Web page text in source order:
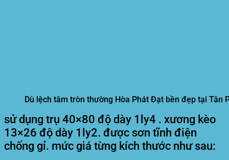
Dù lệch tâm tròn thường Hòa Phát Đạt bền đẹp tại Tân
sử dụng trụ 40×80 độ dày 1ly4 . xương kèo
13×26 độ dày 1ly2. được sơn tĩnh điện
chống gỉ. mức giá từng kích thước như sau: